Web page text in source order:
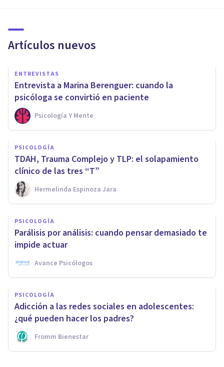
Artículos nuevos
ENTREVISTAS
Entrevista a Marina Berenguer: cuando la
psicóloga se convirtió en paciente
Psicología Y Mente
PSICOLOGÍA
TDAH, Trauma Complejo y TLP: el solapamiento
clínico de las tres “T”
Hermelinda Espinoza Jara
PSICOLOGÍA
Parálisis por análisis: cuando pensar demasiado te
impide actuar
Avance Psicólogos
PSICOLOGÍA
Adicción a las redes sociales en adolescentes:
¿qué pueden hacer los padres?
Fromm Bienestar